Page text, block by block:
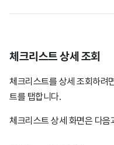
체크리스트 상세 조회
체크리스트를 상세 조회하려
트를 탭합니다.
체크리스트 상세 화면은 다